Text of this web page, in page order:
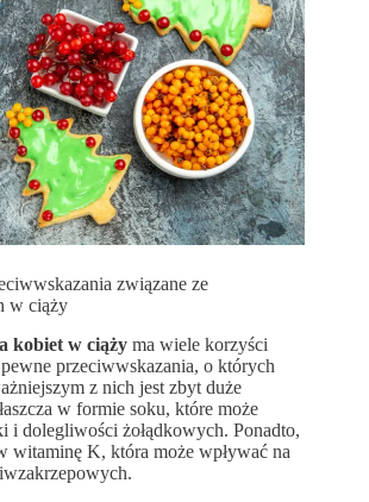
związane ze
w ciąży
kobiet w ciąży ma wiele korzyści
przeciwwskazania, o których
z nich jest zbyt duże
w formie soku, które może
i dolegliwości żołądkowych. Ponadto,
witaminę K, która może wpływać na